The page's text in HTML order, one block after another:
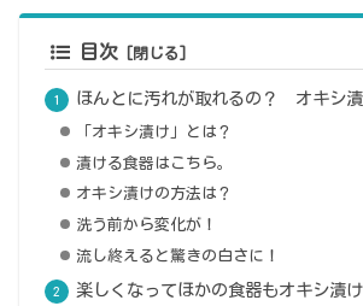
目次
ほんとに汚れが取れるの？ オキシ漬
「オキシ漬け」とは？
漬ける食器はこちら。
オキシ漬けの方法は？
洗う前から変化が！
流し終えると驚きの白さに！
楽しくなってほかの食器もオキシ漬け